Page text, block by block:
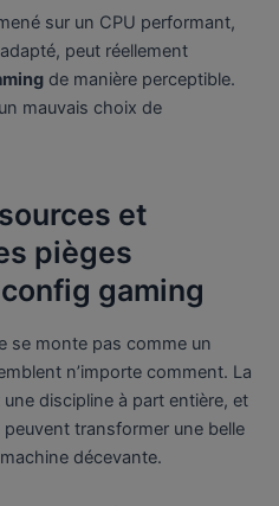
sur un CPU performant,
peut réellement
de manière perceptible.
mauvais choix de
et
pièges
gaming
se monte pas comme un
n’importe comment. La
une discipline à part entière, et
transformer une belle
décevante.